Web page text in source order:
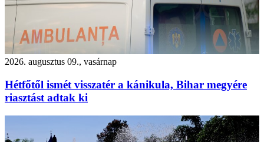
2026. augusztus 09., vasárnap
Hétfőtől ismét visszatér a kánikula, Bihar megyére
riasztást adtak ki